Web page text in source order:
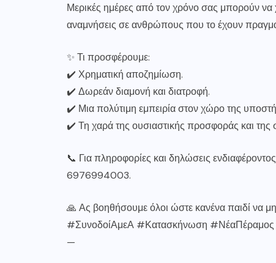
Μερικές ημέρες από τον χρόνο σας μπορούν να
αναμνήσεις σε ανθρώπους που το έχουν
✨ Τι προσφέρουμε:
✔️ Χρηματική αποζημίωση.
✔️ Δωρεάν διαμονή και διατροφή.
✔️ Μια πολύτιμη εμπειρία στον χώρο της
✔️ Τη χαρά της ουσιαστικής προσφοράς και της
📞 Για πληροφορίες και δηλώσεις
6976994003.
🙏 Ας βοηθήσουμε όλοι ώστε κανένα παιδί να μη
#ΣυνοδοίΑμεΑ #Κατασκήνωση #ΝέαΠέραμος
—